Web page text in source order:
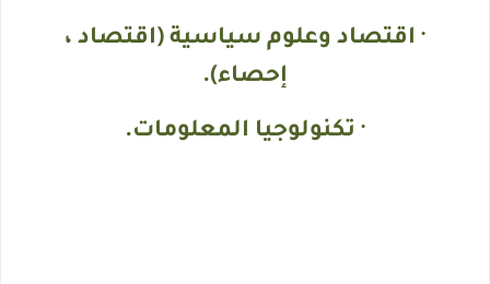
· اقتصاد وعلوم سياسية (اقتصاد ،
إحصاء).
· تكنولوجيا المعلومات.